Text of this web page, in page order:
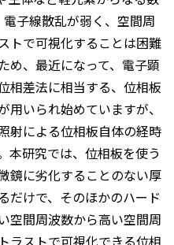
子線散乱が弱く、空間周
トで可視化することは困難
め、最近になって、電子顕
相差法に相当する、位相板
いられ始めていますが、
射による位相板自体の経時
本研究では、位相板を使う
鏡に劣化することのない厚
だけで、そのほかのハード
空間周波数から高い空間周